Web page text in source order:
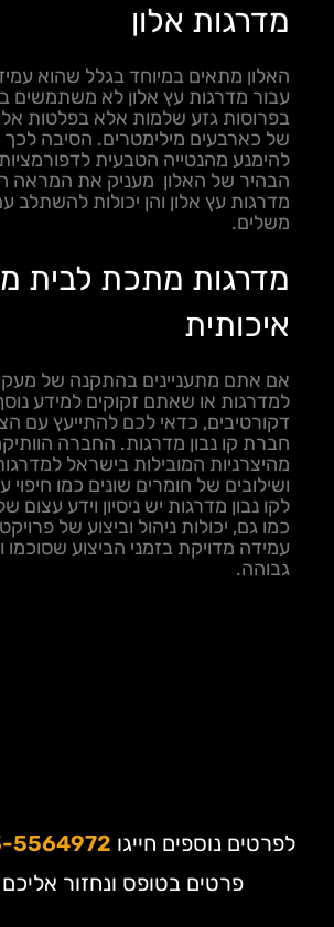
מדרגות אלון
האלון מתאים במיוחד בגלל שהוא
עבור מדרגות עץ אלון לא משתמשים
בפרוסות גזע שלמות אלא בפלטות
של כארבעים מילימטרים. הסיבה לכך
להימנע מהנטייה הטבעית
הבהיר של האלון מעניק את המראה
מדרגות עץ אלון והן יכולות להשתלב
משלים.
מדרגות מתכת לבית
איכותית
אם אתם מתעניינים בהתקנה של
למדרגות או שאתם זקוקים למידע
דקורטיבים, כדאי לכם להתייעץ עם
חברת קו נבון מדרגות. החברה
מהיצרניות המובילות בישראל
ושילובים של חומרים שונים כמו חיפוי
לקו נבון מדרגות יש ניסיון וידע
כמו גם, יכולות ניהול וביצוע של
עמידה מדויקת בזמני הביצוע
גבוהה.
לפרטים נוספים חייגו 5564972
פרטים בטופס ונחזור